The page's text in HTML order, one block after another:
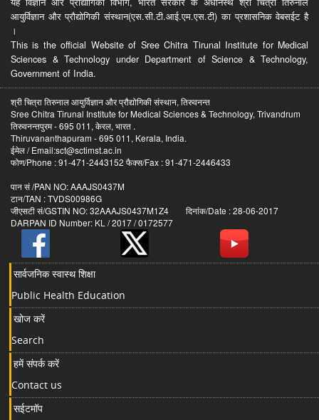
आयुर्विज्ञान और प्रौद्योगिकी संस्थान(एस.सी.टी.आई.एम.एस.टी) का प्रशासनिक वेबसईट है
।
This is the official Website of Sree Chitra Tirunal Institute for Medical
Sciences & Technology under Department of Science & Technology,
Government of India.
श्री चित्रा तिरुनाल आयुर्विज्ञान और प्रौद्योगिकी संस्थान, तिरुवनन्त
Sree Chitra Tirunal Institute for Medical Sciences & Technology, Trivandrum
तिरुवनन्तपुरम - 695 011, केरल, भारत .
Thiruvananthapuram - 695 011, Kerala, India.
ईमेल / Email:sct@sctimst.ac.in
फोण/Phone : 91-471-2443152 फैक्स/Fax : 91-471-2446433
पान सं /PAN NO: AAAJS0437M
टान/TAN : TVDS00986G
जीएसटी सं/GSTIN NO: 32AAAJS0437M1Z4 दिनांक/Date : 28-06-2017
DARPAN ID Number: KL / 2017 / 0172577
सार्वजनिक स्वास्थ शिक्षा
Public Health Education
खोज करें
Search
हमें संपर्क करें
Contact us
सईटमॉप